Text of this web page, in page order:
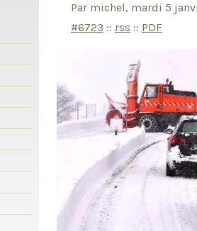
Par michel, mardi 5
#6723 :: rss :: PDF